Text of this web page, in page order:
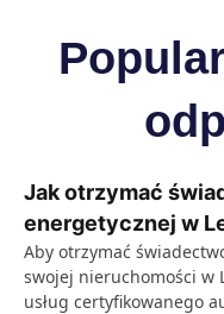
Jak otrzymać
energetycznej w
Aby otrzymać
swojej nieruchomości w
usług certyfikowanego